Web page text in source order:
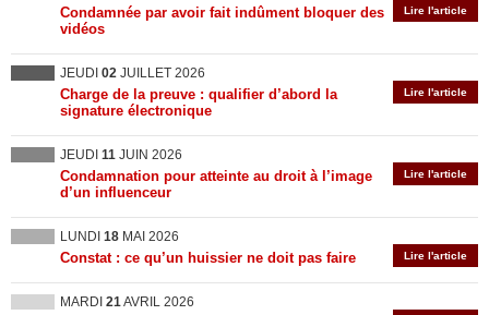
Lire l'article
Condamnée par avoir fait indûment bloquer des
vidéos
JEUDI 02 JUILLET 2026
Lire l'article
Charge de la preuve : qualifier d’abord la
signature électronique
JEUDI 11 JUIN 2026
Lire l'article
Condamnation pour atteinte au droit à l’image
d’un influenceur
LUNDI 18 MAI 2026
Lire l'article
Constat : ce qu’un huissier ne doit pas faire
MARDI 21AVRIL 2026